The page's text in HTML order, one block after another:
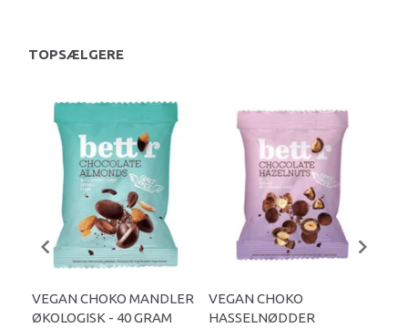
TOPSÆLGERE
VEGAN CHOKO MANDLER
ØKOLOGISK - 40 GRAM
VEGAN CHOKO
HASSELNØDDER